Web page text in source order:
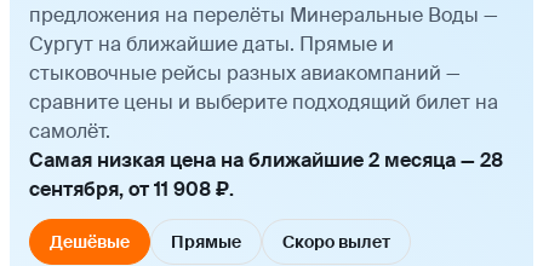
предложения на перелёты Минеральные Воды —
Сургут на ближайшие даты. Прямые и
стыковочные рейсы разных авиакомпаний —
сравните цены и выберите подходящий билет на
самолёт.
Самая низкая цена на ближайшие 2 месяца — 28
сентября, от 11 908 ₽.
Дешёвые Прямые Скоро вылет